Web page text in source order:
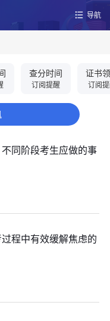
导航
查分时间
订阅提醒
证书
订阅
同阶段考生应做的事
程中有效缓解焦虑的